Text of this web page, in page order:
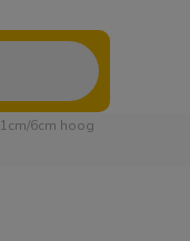
6cm hoog